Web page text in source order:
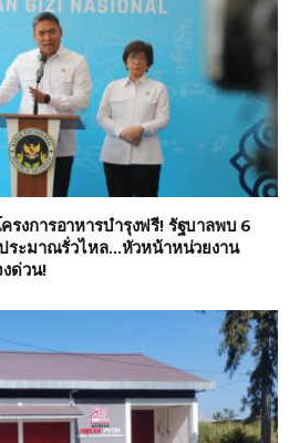
งการอาหารบำรุงฟรี! รัฐบาลพบ 6
ระมาณรั่วไหล…หัวหน้าหน่วยงาน
ด่วน!